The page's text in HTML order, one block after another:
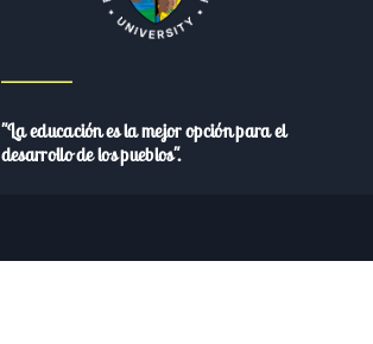
"La educación es la mejor opción para el
desarrollo de los pueblos".